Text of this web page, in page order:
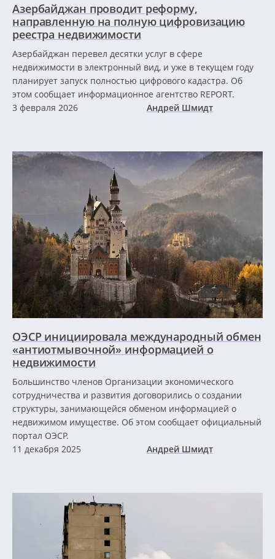
Азербайджан проводит реформу,
направленную на полную цифровизацию
реестра недвижимости
Азербайджан перевел десятки услуг в сфере
недвижимости в электронный вид, и уже в текущем году
планирует запуск полностью цифрового кадастра. Об
этом сообщает информационное агентство REPORT.
3 февраля 2026
Андрей Шмидт
ОЭСР инициировала международный обмен
«антиотмывочной» информацией о
недвижимости
Большинство членов Организации экономического
сотрудничества и развития договорились о создании
структуры, занимающейся обменом информацией о
недвижимом имуществе. Об этом сообщает официальный
портал ОЭСР.
11 декабря 2025
Андрей Шмидт